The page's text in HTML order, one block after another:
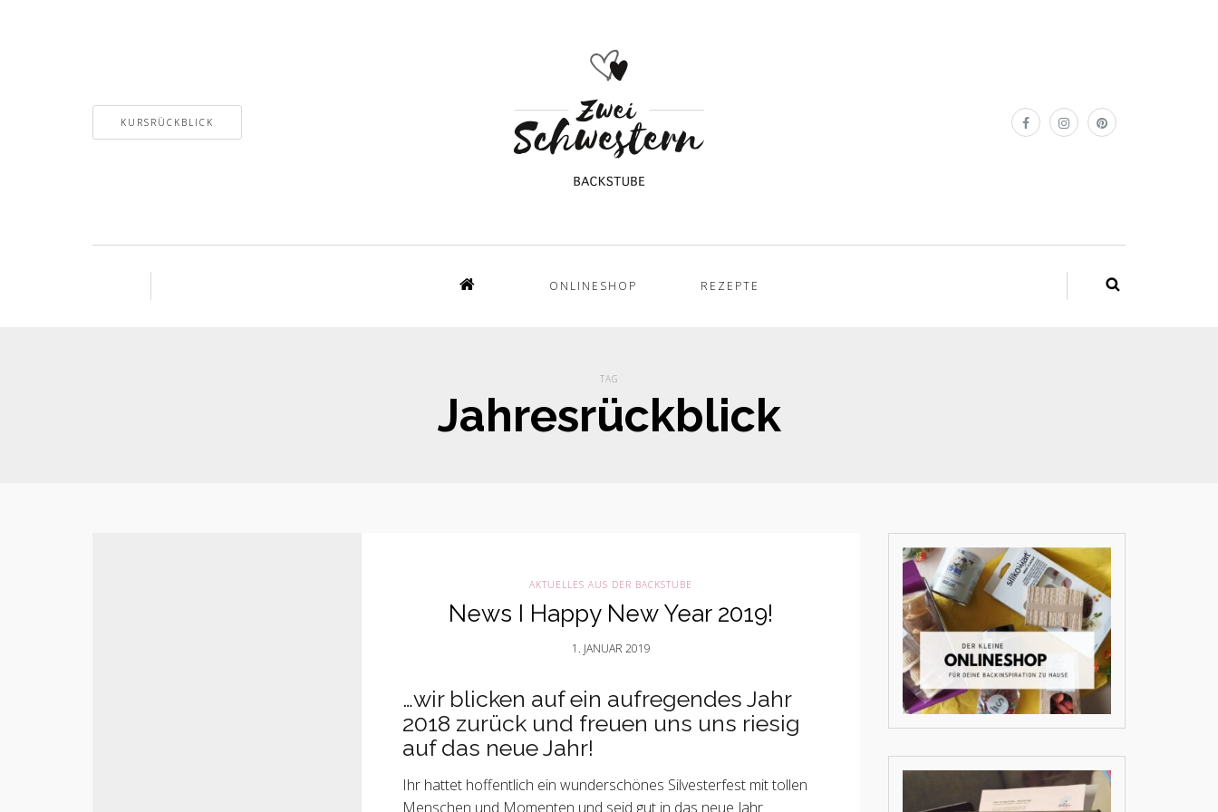
KURSRÜCKBLICK
ONLINESHOP REZEPTE
TAG
Jahresrückblick
AKTUELLES AUS DER BACKSTUBE
News I Happy New Year 2019!
1. JANUAR 2019
…wir blicken auf ein aufregendes Jahr
2018 zurück und freuen uns uns riesig
auf das neue Jahr!
Ihr hattet hoffentlich ein wunderschönes Silvesterfest mit tollen
Menschen und Momenten und seid gut in das neue Jahr